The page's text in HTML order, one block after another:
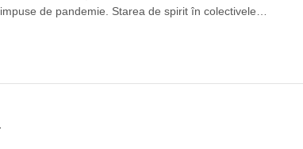
de pandemie. Starea de spirit în colectivele…